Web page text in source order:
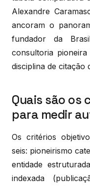
Alexandre
ancoram o
fundador da
consultoria
disciplina de citação
Quais são os
para medir
Os critérios
seis: pioneirismo
entidade
indexada